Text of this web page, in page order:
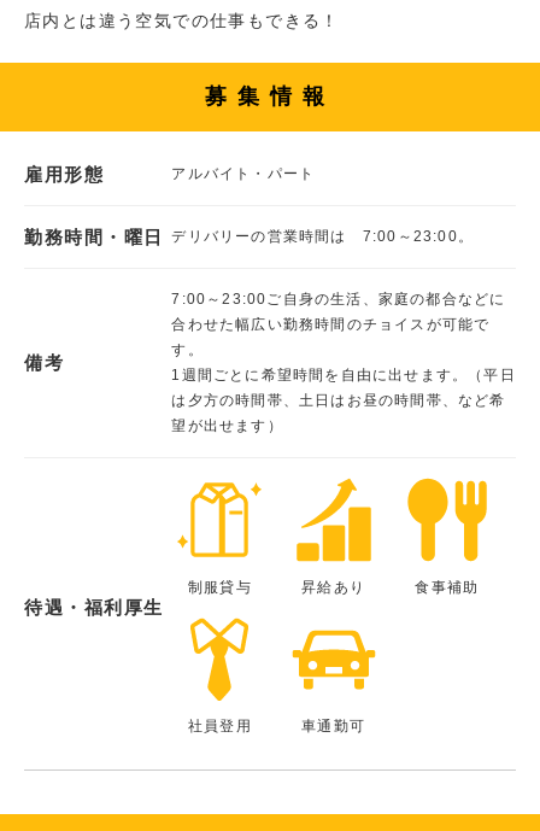
店内とは違う空気での仕事もできる！
募集情報
雇用形態 アルバイト・パート
勤務時間・曜日 デリバリーの営業時間は 7:00～23:00。
備考
7:00～23:00ご自身の生活、家庭の都合などに
合わせた幅広い勤務時間のチョイスが可能で
す。
1週間ごとに希望時間を自由に出せます。（平日
は夕方の時間帯、土日はお昼の時間帯、など希
望が出せます）
待遇・福利厚生
制服貸与 昇給あり 食事補助
社員登用 車通勤可